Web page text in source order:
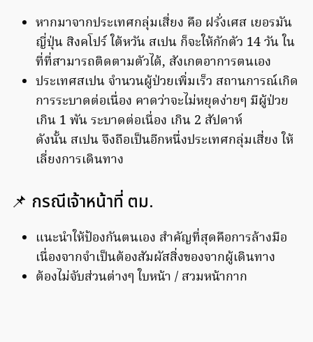
หากมาจากประเทศกลุ่มเสี่ยง คือ ฝรั่งเศส เยอรมัน
ญี่ปุ่น สิงคโปร์ ใต้หวัน สเปน ก็จะให้กักตัว 14 วัน ใน
ที่ที่สามารถติดตามตัวได้, สังเกตอาการตนเอง
ประเทศสเปน จำนวนผู้ป่วยเพิ่มเร็ว สถานการณ์เกิด
การระบาดต่อเนื่อง คาดว่าจะไม่หยุดง่ายๆ มีผู้ป่วย
เกิน 1 พัน ระบาดต่อเนื่อง เกิน 2 สัปดาห์
ดังนั้น สเปน จึงถือเป็นอีกหนึ่งประเทศกลุ่มเสี่ยง ให้
เลี่ยงการเดินทาง
📌 กรณีเจ้าหน้าที่ ตม.
แนะนำให้ป้องกันตนเอง สำคัญที่สุดคือการล้างมือ
เนื่องจากจำเป็นต้องสัมผัสสิ่งของจากผู้เดินทาง
ต้องไม่จับส่วนต่างๆ ใบหน้า / สวมหน้ากาก